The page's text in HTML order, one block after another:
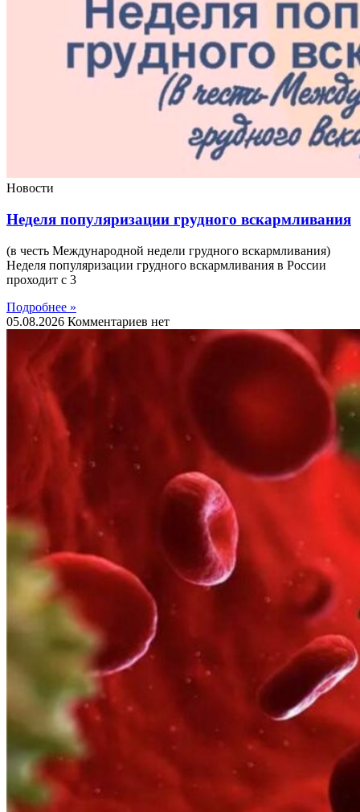
Новости
Неделя популяризации грудного вскармливания
(в честь Международной недели грудного вскармливания)
Неделя популяризации грудного вскармливания в России
проходит с 3
Подробнее »
05.08.2026 Комментариев нет